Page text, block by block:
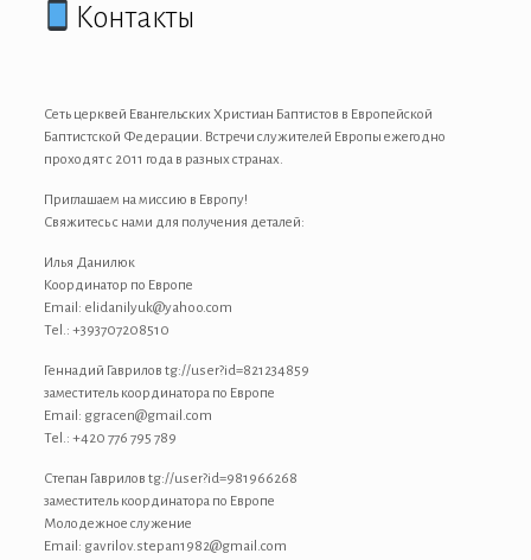
Контакты
Сеть церквей Евангельских Христиан Баптистов в Европейской
Баптистской Федерации. Встречи служителей Европы ежегодно
проходят с 2011 года в разных странах.
Приглашаем на миссию в Европу!
Свяжитесь с нами для получения деталей:
Илья Данилюк
Координатор по Европе
Email: elidanilyuk@yahoo.com
Tel.: +393707208510
Геннадий Гаврилов tg://user?id=821234859
заместитель координатора по Европе
Email: ggracen@gmail.com
Tel.: +420 776 795 789
Степан Гаврилов tg://user?id=981966268
заместитель координатора по Европе
Молодежное служение
Email: gavrilov.stepan1982@gmail.com